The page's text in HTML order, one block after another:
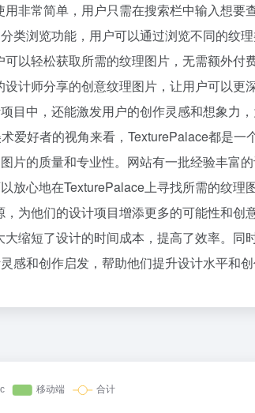
非常简单，用户只需在搜索栏中输入想要
类浏览功能，用户可以通过浏览不同的纹
以轻松获取所需的纹理图片，无需额外付
计师分享的创意纹理图片，让用户可以更
目中，还能激发用户的创作灵感和想象力
爱好者的视角来看，TexturePalace都是一
片的质量和专业性。网站有一批经验丰富
放心地在TexturePalace上寻找所需的纹理
为他们的设计项目增添更多的可能性和创
缩短了设计的时间成本，提高了效率。同
和创作启发，帮助他们提升设计水平和创